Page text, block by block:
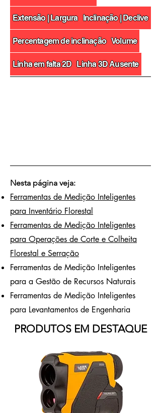
Extensão | Largura Inclinação | Declive
Percentagem de inclinação Volume
Linha em falta 2D Linha 3D Ausente
​Nesta página veja:
Ferramentas de Medição Inteligentes
para Inventário Florestal
Ferramentas de Medição Inteligentes
para Operações de Corte e Colheita
Florestal e Serração
Ferramentas de Medição Inteligentes
para a Gestão de Recursos Naturais
Ferramentas de Medição Inteligentes
para Levantamentos de Engenharia
PRODUTOS EM DESTAQUE